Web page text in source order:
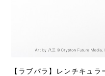
【ラブパラ】レンチキュ